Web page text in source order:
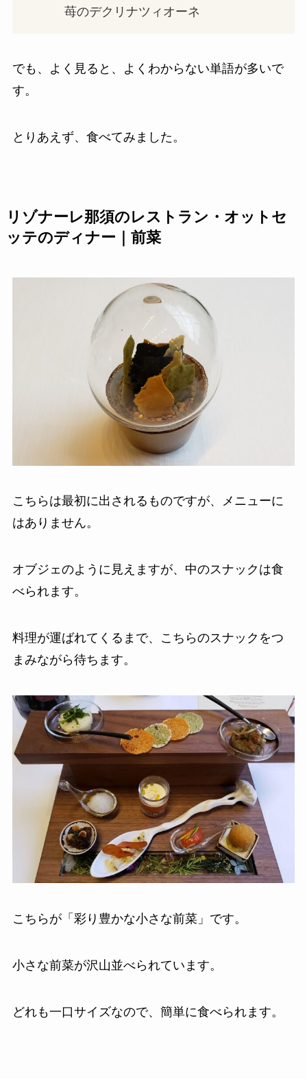
苺のデクリナツィオーネ
でも、よく見ると、よくわからない単語が多いで
す。
とりあえず、食べてみました。
リゾナーレ那須のレストラン・オットセ
ッテのディナー｜前菜
こちらは最初に出されるものですが、メニューに
はありません。
オブジェのように見えますが、中のスナックは食
べられます。
料理が運ばれてくるまで、こちらのスナックをつ
まみながら待ちます。
こちらが「彩り豊かな小さな前菜」です。
小さな前菜が沢山並べられています。
どれも一口サイズなので、簡単に食べられます。